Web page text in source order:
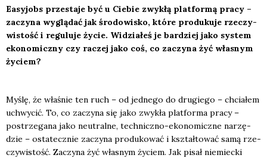
Easy­jobs prze­sta­je być u Cie­bie zwy­kłą plat­for­mą pra­cy –
zaczy­na wyglą­dać jak śro­do­wi­sko, które pro­du­ku­je rze­czy­
wi­stość i regu­lu­je życie. Widzia­łeś je bar­dziej jako sys­tem
eko­no­micz­ny czy raczej jako coś, co zaczy­na żyć wła­snym
życiem?
Myślę, że wła­śnie ten ruch – od jed­ne­go do dru­gie­go – chcia­łem
uchwy­cić. To, co zaczy­na się jako zwy­kła plat­for­ma pra­cy –
postrze­ga­na jako neu­tral­ne, tech­nicz­no-eko­no­micz­ne narzę­
dzie – osta­tecz­nie zaczy­na pro­du­ko­wać i kształ­to­wać samą rze­
czy­wi­stość. Zaczy­na żyć wła­snym życiem. Jak pisał nie­miec­ki